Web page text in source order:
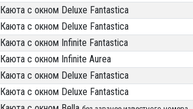
Каюта с окном Deluxe Fantastica
Каюта с окном Deluxe Fantastica
Каюта с окном Infinite Fantastica
Каюта с окном Infinite Aurea
Каюта с окном Deluxe Fantastica
Каюта с окном Deluxe Fantastica